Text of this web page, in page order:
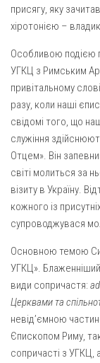
Монастирі
Свято-
Св. Йосифа
Монастир
Монастир
Святого
Комісії
Катехитична
Комісія у
Комісія у
Комісія з
Квіти
Харківщина
Полтавщина
присягу, яку
хіротонією –
Особливою подією
УГКЦ з Римським
привітальному
разу, коли наші
свідомі того, що
служіння
Отцем». Він
світі молиться за
візиту в Україну.
кожного із
супроводжувася
Основною темою
УГКЦ». Блаженніший
види сопричастя:
Церквами та
невід’ємною
Єпископом Риму,
сопричасті з УГКЦ,